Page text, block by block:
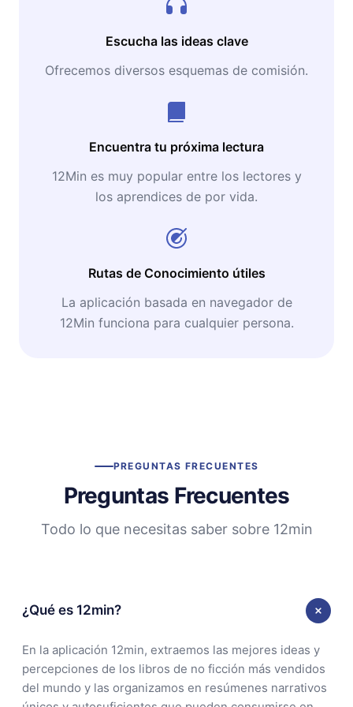
Escucha las ideas clave
Ofrecemos diversos esquemas de comisión.
Encuentra tu próxima lectura
12Min es muy popular entre los lectores y
los aprendices de por vida.
Rutas de Conocimiento útiles
La aplicación basada en navegador de
12Min funciona para cualquier persona.
PREGUNTAS FRECUENTES
Preguntas Frecuentes
Todo lo que necesitas saber sobre 12min
¿Qué es 12min?
En la aplicación 12min, extraemos las mejores ideas y
percepciones de los libros de no ficción más vendidos
del mundo y las organizamos en resúmenes narrativos